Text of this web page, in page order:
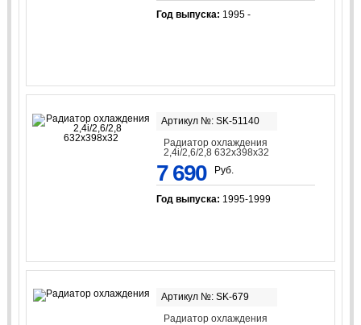
Год выпуска: 1995 -
Артикул №: SK-51140
Радиатор охлаждения
2,4i/2,6/2,8 632x398x32
7 690 Руб.
Год выпуска: 1995-1999
Артикул №: SK-679
Радиатор охлаждения